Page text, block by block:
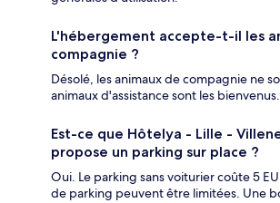
L'hébergement accepte-t-il les
compagnie ?
Désolé, les animaux de compagnie ne
animaux d'assistance sont les bienvenus.
Est-ce que Hôtelya - Lille -
propose un parking sur place ?
Oui. Le parking sans voiturier coûte 5
de parking peuvent être limitées. Une